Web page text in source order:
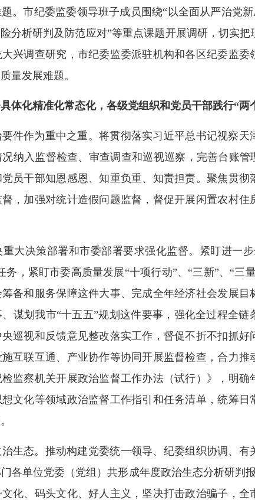
。市纪委监委领导班子成员围绕“以全面从严治党新
分析研判及防范应对”等重点课题开展调研，切实
兴调查研究，市纪委监委派驻机构和各区纪委监委
量发展难题。
具体化精准化常态化，各级党组织和党员干部践行“两
件作为重中之重。将贯彻落实习近平总书记视察天
纳入监督检查、审查调查和巡视巡察，完善台账管
员干部知恩感恩、知重负重、知责担责。聚焦贯彻
，加强对统计造假问题监督，督促开展闲置农村住
大决策部署和市委部署要求强化监督。紧盯进一
务，紧盯市委高质量发展“十项行动”、“三新”、“三
备和服务保障这件大事、完成全年经济社会发展目
谋划我市“十五五”规划这件要事，强化全过程全链
巡视和反馈意见整改落实工作，督促不折不扣抓好
互联互通、产业协作等协同开展监督检查，合力推
监察机关开展政治监督工作办法（试行）》，明确
文化等领域政治监督工作指引和任务清单，统筹日
生态。推动构建党委统一领导、纪委组织协调、有
各单位党委（党组）共形成年度政治生态分析研判
化、码头文化、好人主义，坚决打击政治骗子，全